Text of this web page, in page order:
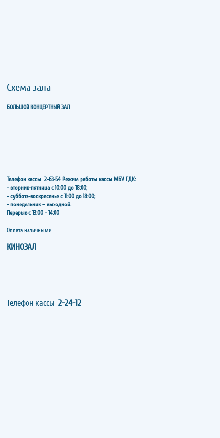
Схема зала
БОЛЬШОЙ КОНЦЕРТНЫЙ ЗАЛ
Телефон кассы 2-63-54 Режим работы кассы МБУ ГДК:
- вторник-пятница с 10:00 до 18:00;
- суббота-воскресенье с 11:00 до 18:00;
- понедельник – выходной.
Перерыв с 13:00 - 14:00
​​​​​​​Оплата наличными.
КИНОЗАЛ
Телефон кассы 2-24-12